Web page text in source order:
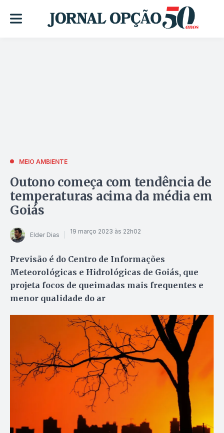
MEIO AMBIENTE
Outono começa com tendência de
temperaturas acima da média em
Goiás
Elder Dias 19 março 2023 às 22h02
Previsão é do Centro de Informações
Meteorológicas e Hidrológicas de Goiás, que
projeta focos de queimadas mais frequentes e
menor qualidade do ar